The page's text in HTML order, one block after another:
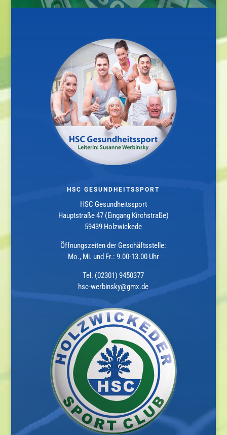
HSC GESUNDHEITSSPORT
HSC Gesundheitssport
Hauptstraße 47 (Eingang Kirchstraße)
59439 Holzwickede
Öffnungszeiten der Geschäftsstelle:
Mo., Mi. und Fr.: 9.00-13.00 Uhr
Tel. (02301) 9450377
hsc-werbinsky@gmx.de